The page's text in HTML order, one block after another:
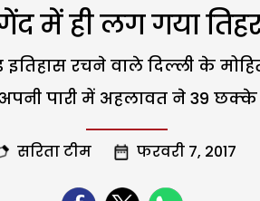
में ही लग गया
रचने वाले दिल्ली के
पारी में अहलावत ने 39
सरिता टीम फरवरी 7, 2017